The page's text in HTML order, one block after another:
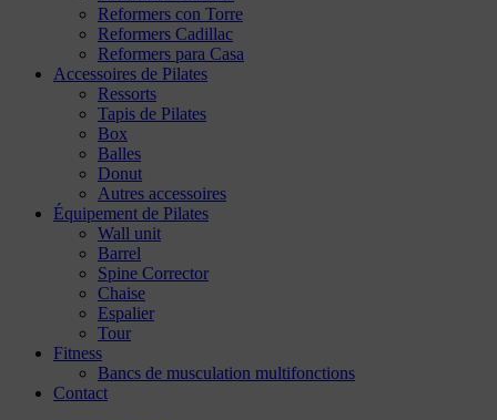
Reformers con Torre
Reformers Cadillac
Reformers para Casa
Accessoires de Pilates
Ressorts
Tapis de Pilates
Box
Balles
Donut
Autres accessoires
Équipement de Pilates
Wall unit
Barrel
Spine Corrector
Chaise
Espalier
Tour
Fitness
Bancs de musculation multifonctions
Contact